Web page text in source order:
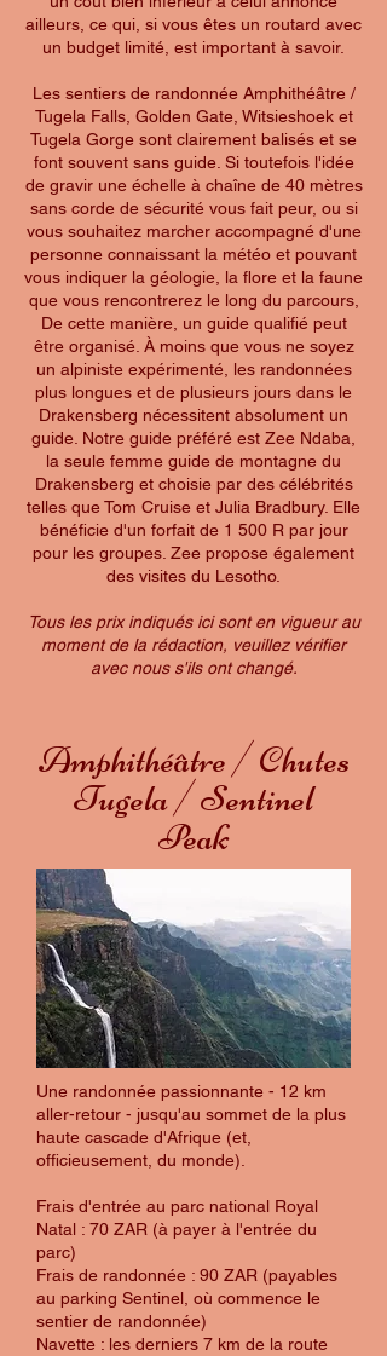
ailleurs, ce qui, si vous êtes un routard avec
un budget limité, est important à savoir.
Les sentiers de randonnée Amphithéâtre /
Tugela Falls, Golden Gate, Witsieshoek et
Tugela Gorge sont clairement balisés et se
font souvent sans guide. Si toutefois l'idée
de gravir une échelle à chaîne de 40 mètres
sans corde de sécurité vous fait peur, ou si
vous souhaitez marcher accompagné d'une
personne connaissant la météo et pouvant
vous indiquer la géologie, la flore et la faune
que vous rencontrerez le long du parcours,
De cette manière, un guide qualifié peut
être organisé. À moins que vous ne soyez
un alpiniste expérimenté, les randonnées
plus longues et de plusieurs jours dans le
Drakensberg nécessitent absolument un
guide. Notre guide préféré est Zee Ndaba,
la seule femme guide de montagne du
Drakensberg et choisie par des célébrités
telles que Tom Cruise et Julia Bradbury. Elle
bénéficie d'un forfait de 1 500 R par jour
pour les groupes. Zee propose également
des visites du Lesotho.
Tous les prix indiqués ici sont en vigueur au
moment de la rédaction, veuillez vérifier
avec nous s'ils ont changé.
Amphithéâtre / Chutes
Tugela / Sentinel
Peak
​Une randonnée passionnante - 12 km
aller-retour - jusqu'au sommet de la plus
haute cascade d'Afrique (et,
officieusement, du monde).
Frais d'entrée au parc national Royal
Natal : 70 ZAR (à payer à l'entrée du
parc)
Frais de randonnée : 90 ZAR (payables
au parking Sentinel, où commence le
sentier de randonnée)
Navette : les derniers 7 km de la route